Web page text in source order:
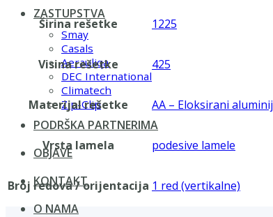
ZASTUPSTVA
Smay
Casals
Aerauliqa
DEC International
Climatech
Zip-Clip
PODRŠKA PARTNERIMA
OBJAVE
KONTAKT
O NAMA
Širina rešetke 1225
Visina rešetke 425
Materijal rešetke AA – Eloksirani aluminij
Vrsta lamela podesive lamele
Broj redova / orijentacija 1 red (vertikalne)